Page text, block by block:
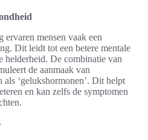
mensen vaak een
Dit leidt tot een betere mentale
helderheid. De combinatie van
de aanmaak van
als ‘gelukshormonen’. Dit helpt
en kan zelfs de symptomen